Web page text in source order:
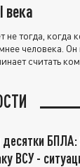
века
тогда, когда
человека.
считать
БПЛА:
ВСУ -